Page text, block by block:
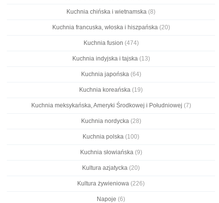
Kuchnia chińska i wietnamska (8)
Kuchnia francuska, włoska i hiszpańska(20)
Kuchnia fusion (474)
Kuchnia indyjska i tajska(13)
Kuchnia japońska(64)
Kuchnia koreańska (19)
Kuchnia meksykańska, Ameryki Środkowej i Południowej (7)
Kuchnia nordycka(28)
Kuchnia polska (100)
Kuchnia słowiańska(9)
Kultura azjatycka (20)
Kultura żywieniowa (226)
Napoje (6)